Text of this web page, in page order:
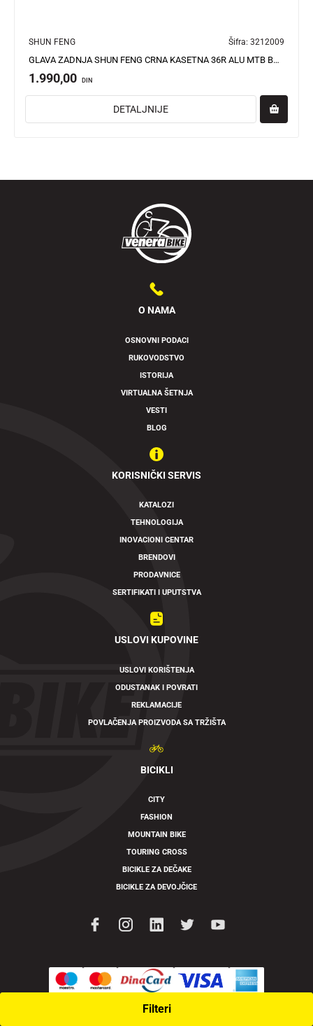
Filteri
SHUN FENG Šifra: 3212009
GLAVA ZADNJA SHUN FENG CRNA KASETNA 36R ALU MTB BRZO SKIDAJUĆA
1.990,00 DIN
DETALJNIJE
O NAMA
OSNOVNI PODACI
RUKOVODSTVO
ISTORIJA
VIRTUALNA ŠETNJA
VESTI
BLOG
KORISNIČKI SERVIS
KATALOZI
TEHNOLOGIJA
INOVACIONI CENTAR
BRENDOVI
PRODAVNICE
SERTIFIKATI I UPUTSTVA
USLOVI KUPOVINE
USLOVI KORIŠTENJA
ODUSTANAK I POVRATI
REKLAMACIJE
POVLAČENJA PROIZVODA SA TRŽIŠTA
BICIKLI
CITY
FASHION
MOUNTAIN BIKE
TOURING CROSS
BICIKLE ZA DEČAKE
BICIKLE ZA DEVOJČICE